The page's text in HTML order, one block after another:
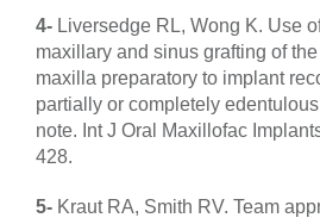
4- Liversedge RL, Wong K. Use
maxillary and sinus grafting of
maxilla preparatory to implant
partially or completely
note. Int J Oral Maxillofac
428.
5- Kraut RA, Smith RV. Team